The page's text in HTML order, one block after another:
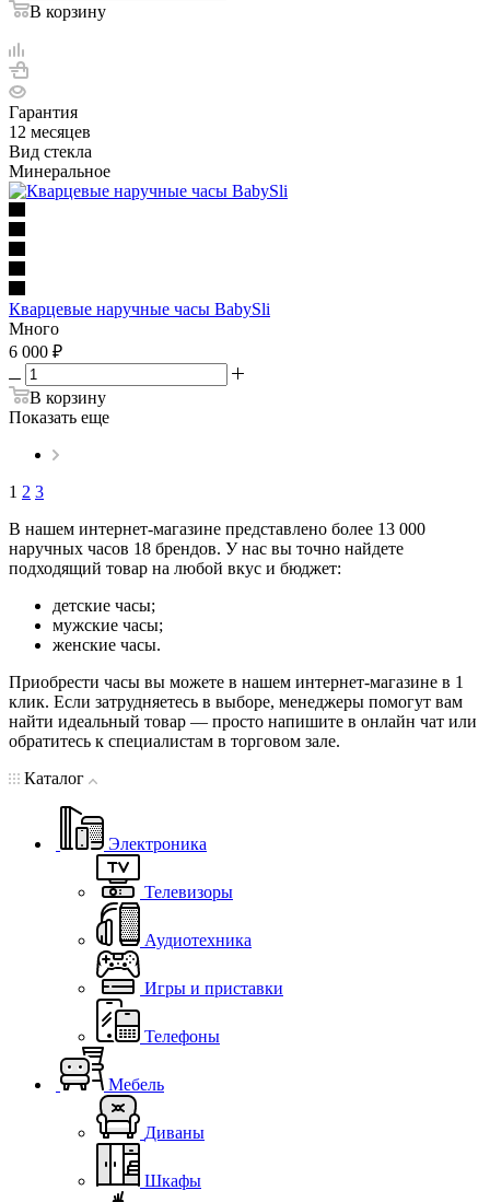
В корзину
Гарантия
12 месяцев
Вид стекла
Минеральное
Кварцевые наручные часы BabySli
Много
6 000 ₽
В корзину
Показать еще
1 2 3
В нашем интернет-магазине представлено более 13 000
наручных часов 18 брендов. У нас вы точно найдете
подходящий товар на любой вкус и бюджет:
детские часы;
мужские часы;
женские часы.
Приобрести часы вы можете в нашем интернет-магазине в 1
клик. Если затрудняетесь в выборе, менеджеры помогут вам
найти идеальный товар — просто напишите в онлайн чат или
обратитесь к специалистам в торговом зале.
Каталог
Электроника
Телевизоры
Аудиотехника
Игры и приставки
Телефоны
Мебель
Диваны
Шкафы